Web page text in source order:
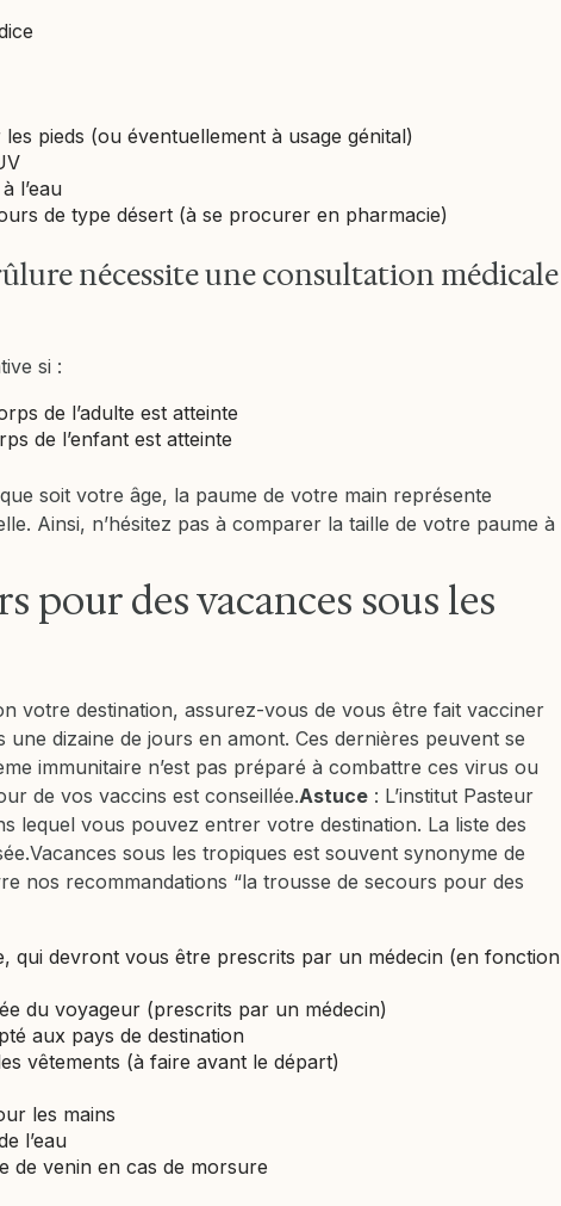
pieds (ou éventuellement à usage génital)
l’eau
de type désert (à se procurer en pharmacie)
nécessite une consultation médicale
si :
de l’adulte est atteinte
de l’enfant est atteinte
soit votre âge, la paume de votre main représente
Ainsi, n’hésitez pas à comparer la taille de votre paume à
pour des vacances sous les
votre destination, assurez-vous de vous être fait vacciner
une dizaine de jours en amont. Ces dernières peuvent se
immunitaire n’est pas préparé à combattre ces virus ou
de vos vaccins est conseillée.Astuce : L’institut Pasteur
lequel vous pouvez entrer votre destination. La liste des
sous les tropiques est souvent synonyme de
nos recommandations “la trousse de secours pour des
qui devront vous être prescrits par un médecin (en fonction
du voyageur (prescrits par un médecin)
aux pays de destination
vêtements (à faire avant le départ)
les mains
l’eau
de venin en cas de morsure